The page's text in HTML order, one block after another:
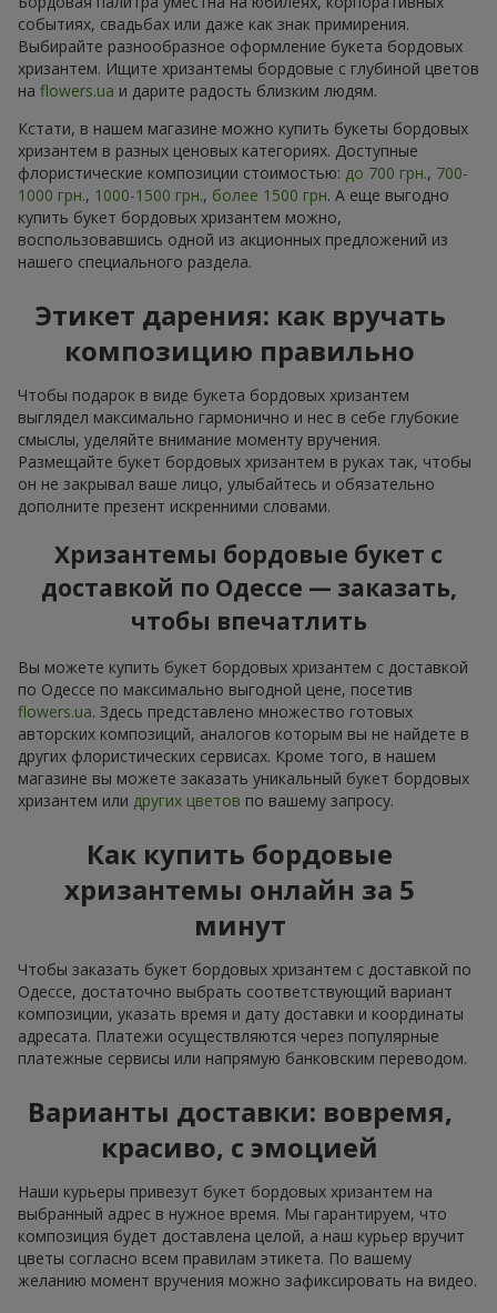
событиях, свадьбах или даже как знак примирения.
Выбирайте разнообразное оформление букета бордовых
хризантем. Ищите хризантемы бордовые с глубиной цветов
на flowers.ua и дарите радость близким людям.
Кстати, в нашем магазине можно купить букеты бордовых
хризантем в разных ценовых категориях. Доступные
флористические композиции стоимостью: до 700 грн., 700-
1000 грн., 1000-1500 грн., более 1500 грн. А еще выгодно
купить букет бордовых хризантем можно,
воспользовавшись одной из акционных предложений из
нашего специального раздела.
Этикет дарения: как вручать
композицию правильно
Чтобы подарок в виде букета бордовых хризантем
выглядел максимально гармонично и нес в себе глубокие
смыслы, уделяйте внимание моменту вручения.
Размещайте букет бордовых хризантем в руках так, чтобы
он не закрывал ваше лицо, улыбайтесь и обязательно
дополните презент искренними словами.
Хризантемы бордовые букет с
доставкой по Одессе — заказать,
чтобы впечатлить
Вы можете купить букет бордовых хризантем с доставкой
по Одессе по максимально выгодной цене, посетив
flowers.ua. Здесь представлено множество готовых
авторских композиций, аналогов которым вы не найдете в
других флористических сервисах. Кроме того, в нашем
магазине вы можете заказать уникальный букет бордовых
хризантем или других цветов по вашему запросу.
Как купить бордовые
хризантемы онлайн за 5
минут
Чтобы заказать букет бордовых хризантем с доставкой по
Одессе, достаточно выбрать соответствующий вариант
композиции, указать время и дату доставки и координаты
адресата. Платежи осуществляются через популярные
платежные сервисы или напрямую банковским переводом.
Варианты доставки: вовремя,
красиво, с эмоцией
Наши курьеры привезут букет бордовых хризантем на
выбранный адрес в нужное время. Мы гарантируем, что
композиция будет доставлена целой, а наш курьер вручит
цветы согласно всем правилам этикета. По вашему
желанию момент вручения можно зафиксировать на видео.